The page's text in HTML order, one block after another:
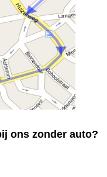
ons zonder auto?